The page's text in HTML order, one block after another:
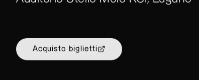
Acquisto biglietti